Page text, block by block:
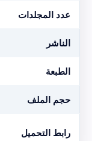
عدد المجلدات
الناشر
الطبعة
حجم الملف
رابط التحميل